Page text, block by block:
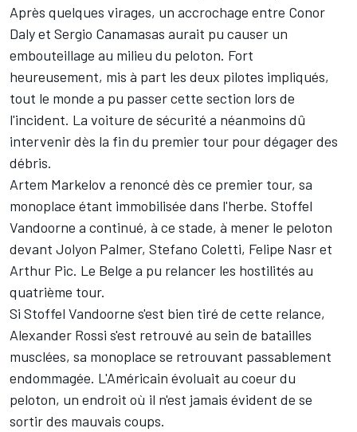
Après quelques virages, un accrochage entre Conor
Daly et Sergio Canamasas aurait pu causer un
embouteillage au milieu du peloton. Fort
heureusement, mis à part les deux pilotes impliqués,
tout le monde a pu passer cette section lors de
l'incident. La voiture de sécurité a néanmoins dû
intervenir dès la fin du premier tour pour dégager des
débris.
Artem Markelov a renoncé dès ce premier tour, sa
monoplace étant immobilisée dans l'herbe. Stoffel
Vandoorne a continué, à ce stade, à mener le peloton
devant Jolyon Palmer, Stefano Coletti, Felipe Nasr et
Arthur Pic. Le Belge a pu relancer les hostilités au
quatrième tour.
Si Stoffel Vandoorne s'est bien tiré de cette relance,
Alexander Rossi s'est retrouvé au sein de batailles
musclées, sa monoplace se retrouvant passablement
endommagée. L'Américain évoluait au coeur du
peloton, un endroit où il n'est jamais évident de se
sortir des mauvais coups.